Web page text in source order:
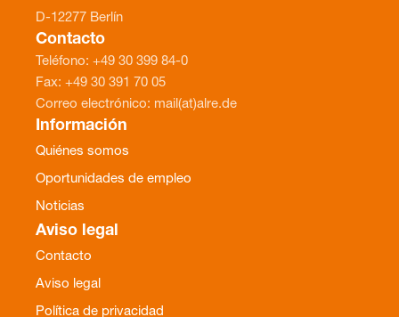
D-12277 Berlín
Contacto
Teléfono: +49 30 399 84-0
Fax: +49 30 391 70 05
Correo electrónico: mail(at)alre.de
Información
Quiénes somos
Oportunidades de empleo
Noticias
Aviso legal
Contacto
Aviso legal
Política de privacidad